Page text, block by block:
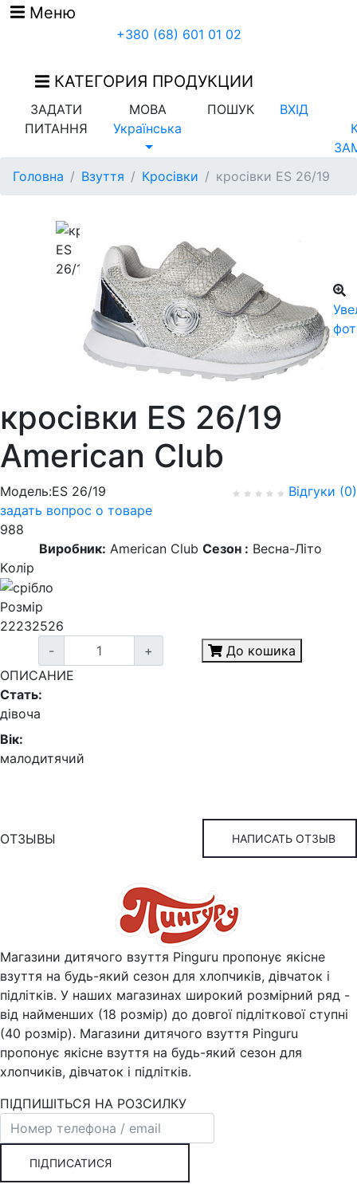
Меню
+380 (68) 601 01 02
КАТЕГОРИЯ ПРОДУКЦИИ
ЗАДАТИ
ПИТАННЯ
МОВА
Українська
ПОШУК
ВХІД
Головна
Взуття Кросівки кросівки ES 26/19
кросівки ES 26/19
American Club
Модель:ES 26/19
Відгуки (0)
задать вопрос о товаре
988
Виробник: American Club Сезон : Весна-Літо
Kолір
Розмір
22232526
-
+
До кошика
ОПИСАНИЕ
Стать:
дівоча
Вік:
малодитячий
ОТЗЫВЫ НАПИСАТЬ ОТЗЫВ
Магазини дитячого взуття Pinguru пропонує якісне
взуття на будь-який сезон для хлопчиків, дівчаток і
підлітків. У наших магазинах широкий розмірний ряд -
від найменших (18 розмір) до довгої підліткової ступні
(40 розмір). Магазини дитячого взуття Pinguru
пропонує якісне взуття на будь-який сезон для
хлопчиків, дівчаток і підлітків.
ПІДПИШІТЬСЯ НА РОЗСИЛКУ
ПІДПИСАТИСЯ